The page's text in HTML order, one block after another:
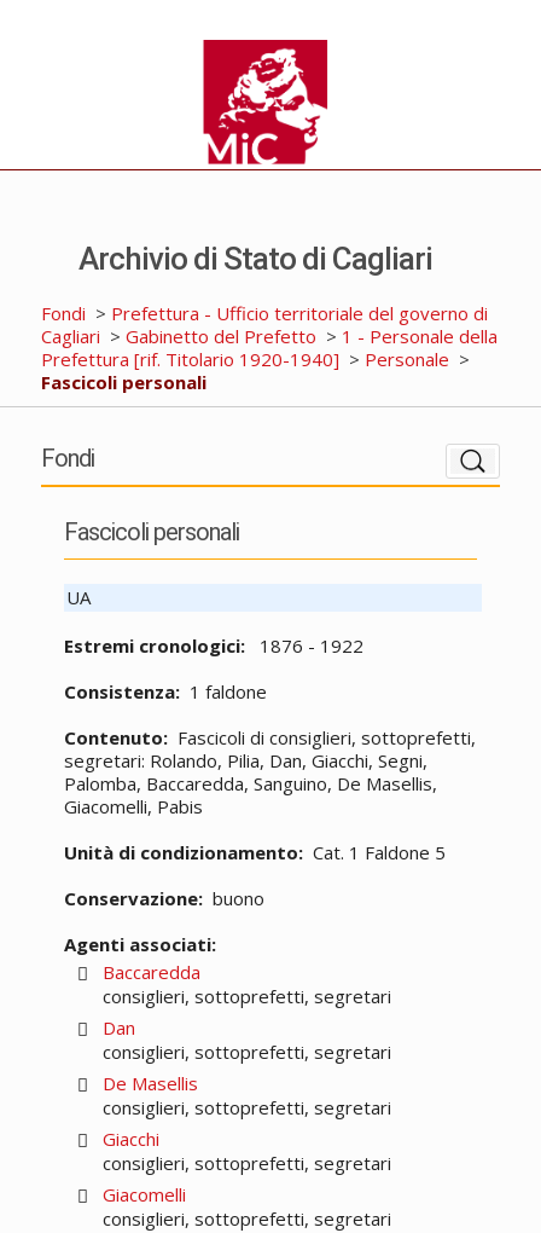
Archivio di Stato di Cagliari
Fondi > Prefettura - Ufficio territoriale del governo di
Cagliari > Gabinetto del Prefetto > 1 - Personale della
Prefettura [rif. Titolario 1920-1940] > Personale >
Fascicoli personali
Fondi
Fascicoli personali
UA
Estremi cronologici:
1876 - 1922
Consistenza: 1 faldone
Contenuto: Fascicoli di consiglieri, sottoprefetti,
segretari: Rolando, Pilia, Dan, Giacchi, Segni,
Palomba, Baccaredda, Sanguino, De Masellis,
Giacomelli, Pabis
Unità di condizionamento: Cat. 1 Faldone 5
Conservazione: buono
Agenti associati:
Baccaredda
consiglieri, sottoprefetti, segretari
Dan
consiglieri, sottoprefetti, segretari
De Masellis
consiglieri, sottoprefetti, segretari
Giacchi
consiglieri, sottoprefetti, segretari
Giacomelli
consiglieri, sottoprefetti, segretari